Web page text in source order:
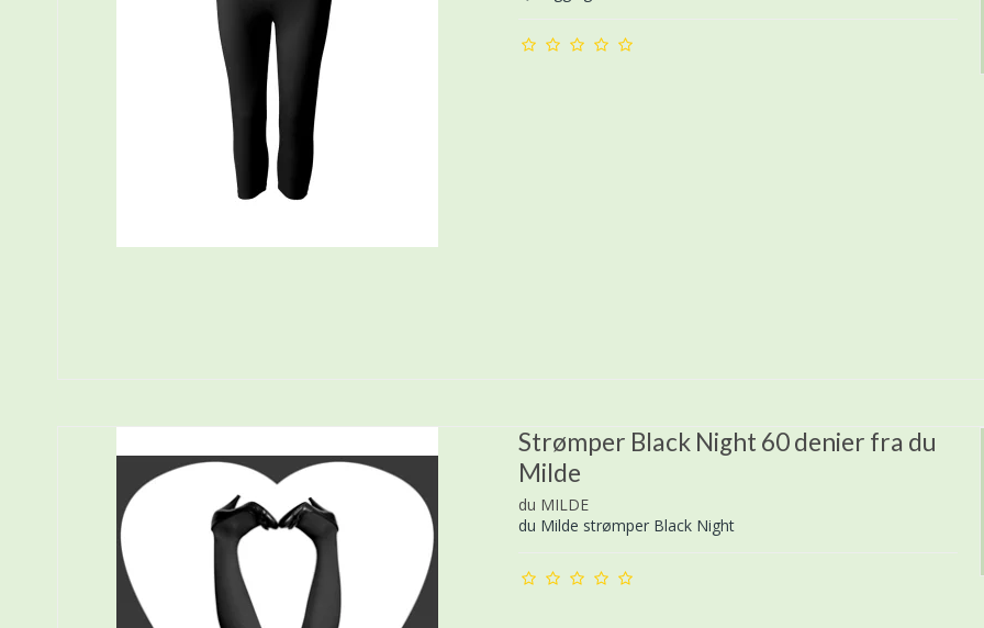
Strømper Black Night 60 denier fra du
Milde
du MILDE
du Milde strømper Black Night